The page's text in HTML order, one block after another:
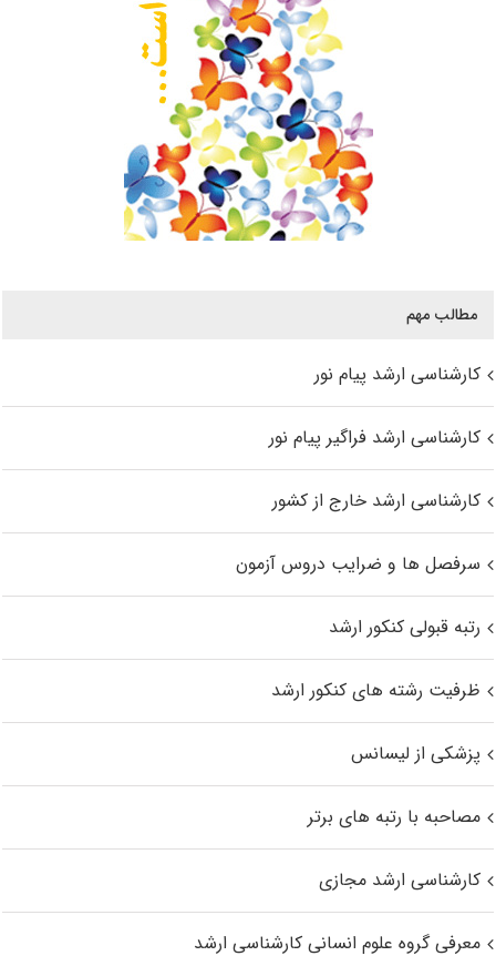
مطالب مهم
کارشناسی ارشد پیام نور
کارشناسی ارشد فراگیر پیام نور
کارشناسی ارشد خارج از کشور
سرفصل ها و ضرایب دروس آزمون
رتبه قبولی کنکور ارشد
ظرفیت رشته های کنکور ارشد
پزشکی از لیسانس
مصاحبه با رتبه های برتر
کارشناسی ارشد مجازی
معرفی گروه علوم انسانی کارشناسی ارشد